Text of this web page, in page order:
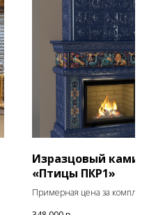
Изразцовый камин
«Птицы ПКР1»
Примерная цена за комплект